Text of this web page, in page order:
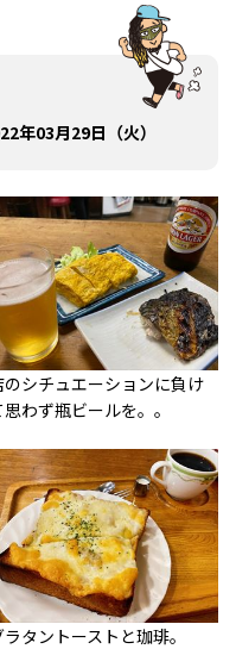
年03月29日（火）
のシチュエーションに負け
思わず瓶ビールを。。
ラタントーストと珈琲。